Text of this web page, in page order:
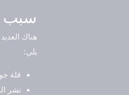
سبب
هناك
يلي:
قلة
نشر